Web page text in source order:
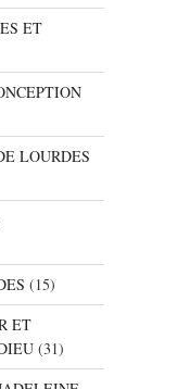
ET
LOURDES
(15)
ET
(31)